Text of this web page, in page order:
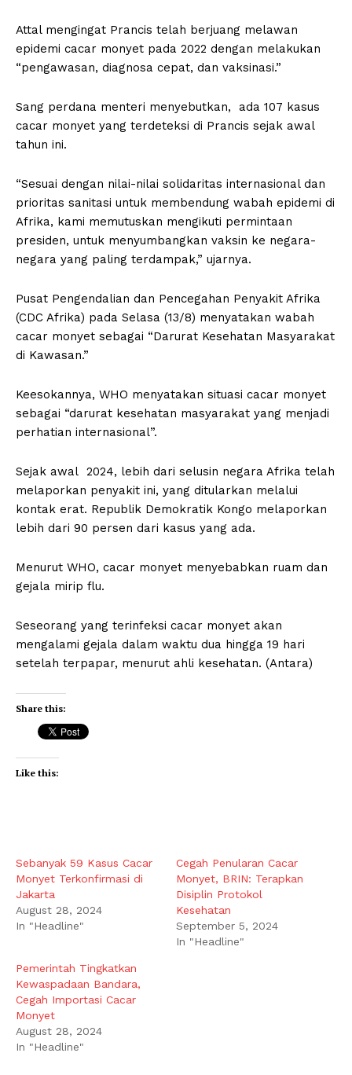
Attal mengingat Prancis telah berjuang melawan
epidemi cacar monyet pada 2022 dengan melakukan
“pengawasan, diagnosa cepat, dan vaksinasi.”
Sang perdana menteri menyebutkan, ada 107 kasus
cacar monyet yang terdeteksi di Prancis sejak awal
tahun ini.
“Sesuai dengan nilai-nilai solidaritas internasional dan
prioritas sanitasi untuk membendung wabah epidemi di
Afrika, kami memutuskan mengikuti permintaan
presiden, untuk menyumbangkan vaksin ke negara-
negara yang paling terdampak,” ujarnya.
Pusat Pengendalian dan Pencegahan Penyakit Afrika
(CDC Afrika) pada Selasa (13/8) menyatakan wabah
cacar monyet sebagai “Darurat Kesehatan Masyarakat
di Kawasan.”
Keesokannya, WHO menyatakan situasi cacar monyet
sebagai “darurat kesehatan masyarakat yang menjadi
perhatian internasional”.
Sejak awal 2024, lebih dari selusin negara Afrika telah
melaporkan penyakit ini, yang ditularkan melalui
kontak erat. Republik Demokratik Kongo melaporkan
lebih dari 90 persen dari kasus yang ada.
Menurut WHO, cacar monyet menyebabkan ruam dan
gejala mirip flu.
Seseorang yang terinfeksi cacar monyet akan
mengalami gejala dalam waktu dua hingga 19 hari
setelah terpapar, menurut ahli kesehatan. (Antara)
Share this:
Like this:
Sebanyak 59 Kasus Cacar
Monyet Terkonfirmasi di
Jakarta
August 28, 2024
In "Headline"
Cegah Penularan Cacar
Monyet, BRIN: Terapkan
Disiplin Protokol
Kesehatan
September 5, 2024
In "Headline"
Pemerintah Tingkatkan
Kewaspadaan Bandara,
Cegah Importasi Cacar
Monyet
August 28, 2024
In "Headline"